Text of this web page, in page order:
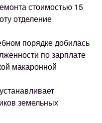
стоимостью 15
отделение
порядке добилась
по зарплате
макаронной
земельных